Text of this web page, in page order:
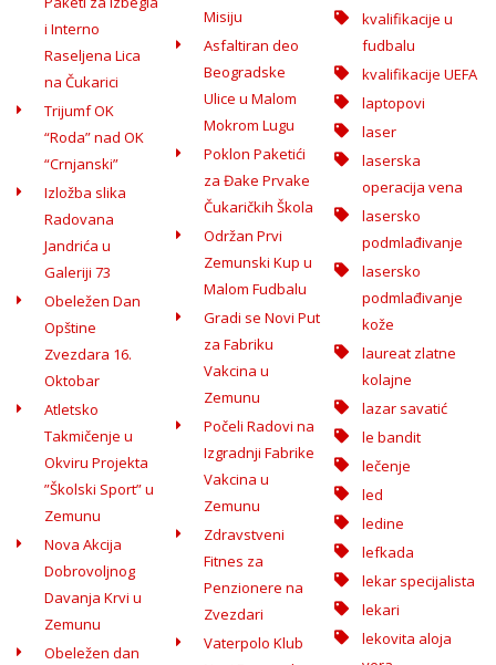
i Interno
Raseljena Lica
na Čukarici
Trijumf OK
“Roda” nad OK
“Crnjanski”
Izložba slika
Radovana
Jandrića u
Galeriji 73
Obeležen Dan
Opštine
Zvezdara 16.
Oktobar
Atletsko
Takmičenje u
Okviru Projekta
”Školski Sport” u
Zemunu
Nova Akcija
Dobrovoljnog
Davanja Krvi u
Zemunu
Obeležen dan
Misiju
Asfaltiran deo
Beogradske
Ulice u Malom
Mokrom Lugu
Poklon Paketići
za Đake Prvake
Čukaričkih Škola
Održan Prvi
Zemunski Kup u
Malom Fudbalu
Gradi se Novi Put
za Fabriku
Vakcina u
Zemunu
Počeli Radovi na
Izgradnji Fabrike
Vakcina u
Zemunu
Zdravstveni
Fitnes za
Penzionere na
Zvezdari
Vaterpolo Klub
kvalifikacije u
fudbalu
kvalifikacije UEFA
laptopovi
laser
laserska
operacija vena
lasersko
podmlađivanje
lasersko
podmlađivanje
kože
laureat zlatne
kolajne
lazar savatić
le bandit
lečenje
led
ledine
lefkada
lekar specijalista
lekari
lekovita aloja